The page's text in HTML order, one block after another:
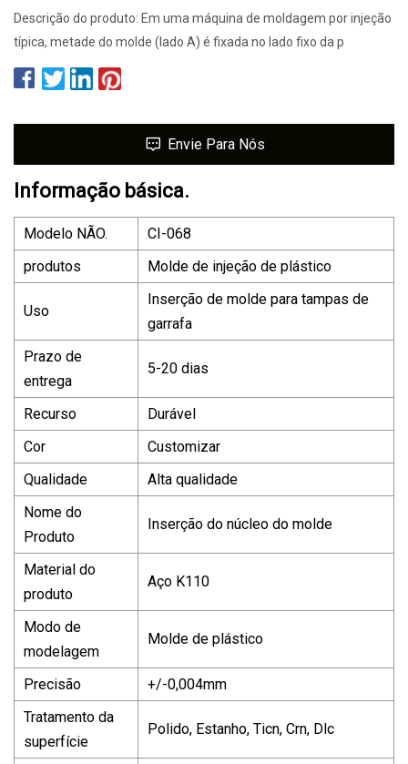
Descrição do produto: Em uma máquina de moldagem por injeção
típica, metade do molde (lado A) é fixada no lado fixo da p
Envie Para Nós
Informação básica.
Modelo NÃO.
CI-068
produtos
Molde de injeção de plástico
Uso
Inserção de molde para tampas de
garrafa
Prazo de
entrega
5-20 dias
Recurso
Durável
Cor
Customizar
Qualidade
Alta qualidade
Nome do
Produto
Inserção do núcleo do molde
Material do
produto
Aço K110
Modo de
modelagem
Molde de plástico
Precisão
+/-0,004mm
Tratamento da
superfície
Polido, Estanho, Ticn, Crn, Dlc